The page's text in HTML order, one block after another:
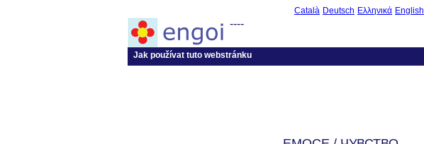
Català Deutsch Ελληνικά English
----
Jak používat tuto webstránku